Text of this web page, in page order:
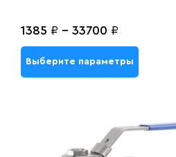
1385 ₽ - 33700 ₽
Выберите параметры